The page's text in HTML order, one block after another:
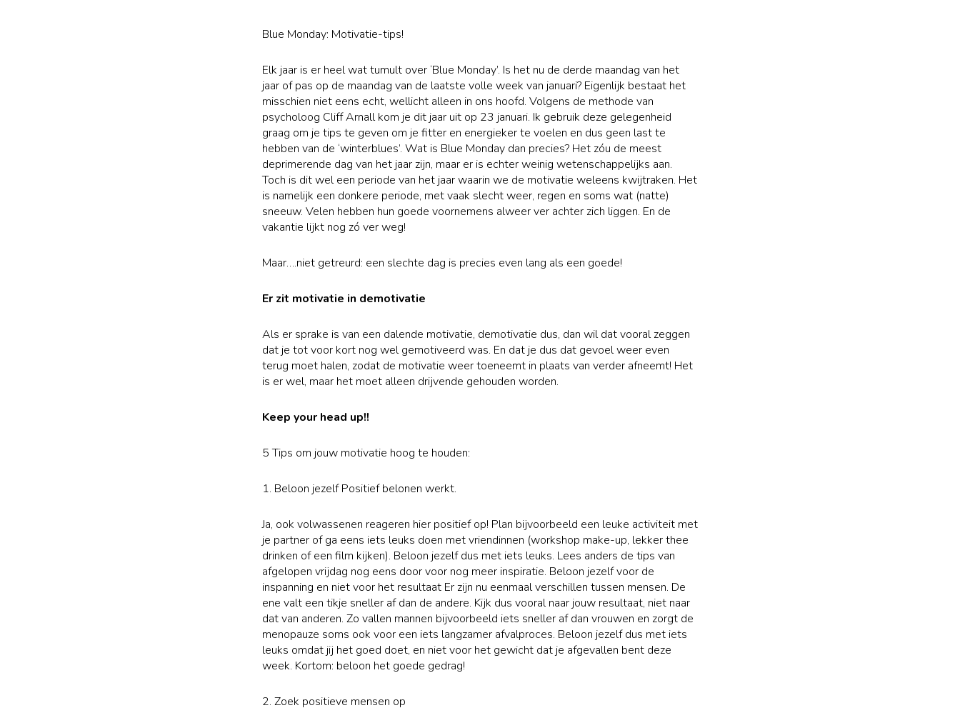
Blue Monday: Motivatie-tips!
Elk jaar is er heel wat tumult over ‘Blue Monday’. Is het nu de derde maandag van het
jaar of pas op de maandag van de laatste volle week van januari? Eigenlijk bestaat het
misschien niet eens echt, wellicht alleen in ons hoofd. Volgens de methode van
psycholoog Cliff Arnall kom je dit jaar uit op 23 januari. Ik gebruik deze gelegenheid
graag om je tips te geven om je fitter en energieker te voelen en dus geen last te
hebben van de ‘winterblues’. Wat is Blue Monday dan precies? Het zóu de meest
deprimerende dag van het jaar zijn, maar er is echter weinig wetenschappelijks aan.
Toch is dit wel een periode van het jaar waarin we de motivatie weleens kwijtraken. Het
is namelijk een donkere periode, met vaak slecht weer, regen en soms wat (natte)
sneeuw. Velen hebben hun goede voornemens alweer ver achter zich liggen. En de
vakantie lijkt nog zó ver weg!
Maar….niet getreurd: een slechte dag is precies even lang als een goede!
Er zit motivatie in demotivatie
Als er sprake is van een dalende motivatie, demotivatie dus, dan wil dat vooral zeggen
dat je tot voor kort nog wel gemotiveerd was. En dat je dus dat gevoel weer even
terug moet halen, zodat de motivatie weer toeneemt in plaats van verder afneemt! Het
is er wel, maar het moet alleen drijvende gehouden worden.
Keep your head up!!
5 Tips om jouw motivatie hoog te houden:
1. Beloon jezelf Positief belonen werkt.
Ja, ook volwassenen reageren hier positief op! Plan bijvoorbeeld een leuke activiteit met
je partner of ga eens iets leuks doen met vriendinnen (workshop make-up, lekker thee
drinken of een film kijken). Beloon jezelf dus met iets leuks. Lees anders de tips van
afgelopen vrijdag nog eens door voor nog meer inspiratie. Beloon jezelf voor de
inspanning en niet voor het resultaat Er zijn nu eenmaal verschillen tussen mensen. De
ene valt een tikje sneller af dan de andere. Kijk dus vooral naar jouw resultaat, niet naar
dat van anderen. Zo vallen mannen bijvoorbeeld iets sneller af dan vrouwen en zorgt de
menopauze soms ook voor een iets langzamer afvalproces. Beloon jezelf dus met iets
leuks omdat jij het goed doet, en niet voor het gewicht dat je afgevallen bent deze
week. Kortom: beloon het goede gedrag!
2. Zoek positieve mensen op